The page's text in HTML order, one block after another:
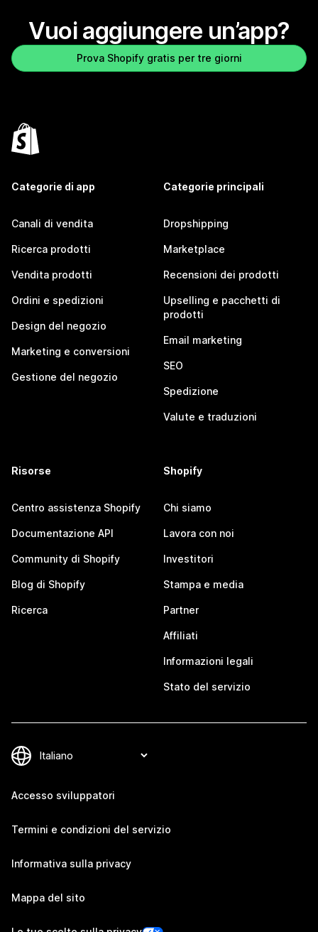
Vuoi aggiungere un’app?
Prova Shopify gratis per tre giorni
Categorie di app
Canali di vendita
Ricerca prodotti
Vendita prodotti
Ordini e spedizioni
Design del negozio
Marketing e conversioni
Gestione del negozio
Categorie principali
Dropshipping
Marketplace
Recensioni dei prodotti
Upselling e pacchetti di
prodotti
Email marketing
SEO
Spedizione
Valute e traduzioni
Risorse
Centro assistenza Shopify
Documentazione API
Community di Shopify
Blog di Shopify
Ricerca
Shopify
Chi siamo
Lavora con noi
Investitori
Stampa e media
Partner
Affiliati
Informazioni legali
Stato del servizio
Accesso sviluppatori
Termini e condizioni del servizio
Informativa sulla privacy
Mappa del sito